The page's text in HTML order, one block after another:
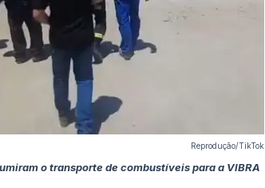
Reprodução/TikTok
o transporte de combustíveis para a VIBRA